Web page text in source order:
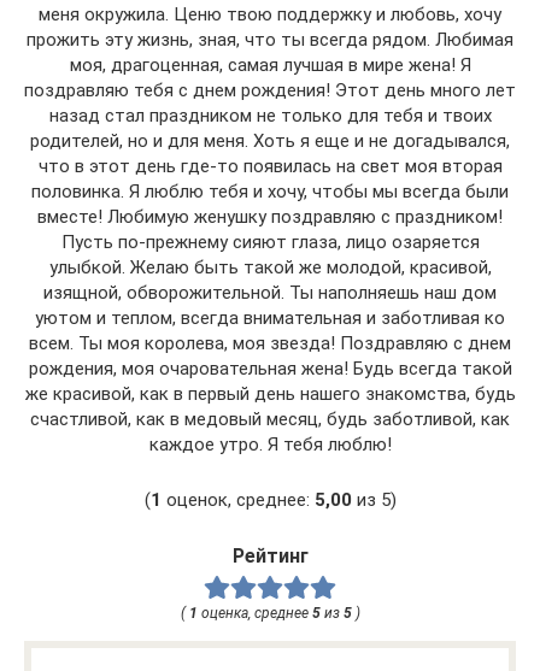
меня окружила. Ценю твою поддержку и любовь, хочу
прожить эту жизнь, зная, что ты всегда рядом. Любимая
моя, драгоценная, самая лучшая в мире жена! Я
поздравляю тебя с днем рождения! Этот день много лет
назад стал праздником не только для тебя и твоих
родителей, но и для меня. Хоть я еще и не догадывался,
что в этот день где-то появилась на свет моя вторая
половинка. Я люблю тебя и хочу, чтобы мы всегда были
вместе! Любимую женушку поздравляю с праздником!
Пусть по-прежнему сияют глаза, лицо озаряется
улыбкой. Желаю быть такой же молодой, красивой,
изящной, обворожительной. Ты наполняешь наш дом
уютом и теплом, всегда внимательная и заботливая ко
всем. Ты моя королева, моя звезда! Поздравляю с днем
рождения, моя очаровательная жена! Будь всегда такой
же красивой, как в первый день нашего знакомства, будь
счастливой, как в медовый месяц, будь заботливой, как
каждое утро. Я тебя люблю!
(1 оценок, среднее: 5,00 из 5)
Рейтинг
( 1 оценка, среднее 5из 5)